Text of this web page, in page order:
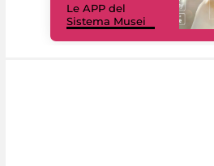
Le APP del
Sistema Musei